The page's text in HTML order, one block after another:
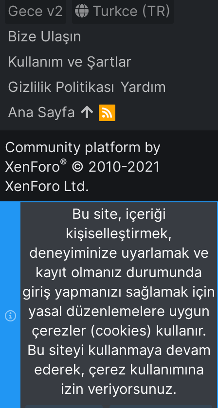
Gece v2
Turkce (TR)
Bize Ulaşın
Kullanım ve Şartlar
Gizlilik Politikası Yardım
Ana Sayfa
R
S
S
Community platform by
XenForo® © 2010-2021
XenForo Ltd.
Bu site, içeriği
kişiselleştirmek,
deneyiminize uyarlamak ve
kayıt olmanız durumunda
giriş yapmanızı sağlamak için
yasal düzenlemelere uygun
çerezler (cookies) kullanır.
Bu siteyi kullanmaya devam
ederek, çerez kullanımına
izin veriyorsunuz.